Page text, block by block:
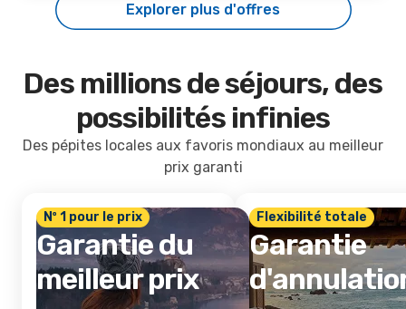
Explorer plus d'offres
Des millions de séjours, des
possibilités infinies
Des pépites locales aux favoris mondiaux au meilleur
prix garanti
Nº 1 pour le prix
Garantie du
meilleur prix
Flexibilité totale
Garantie